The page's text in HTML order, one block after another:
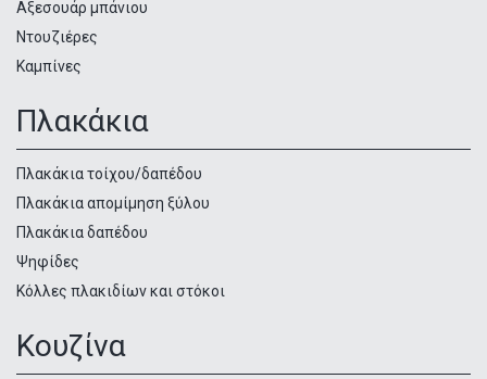
Αξεσουάρ μπάνιου
Ντουζιέρες
Καμπίνες
Πλακάκια
Πλακάκια τοίχου/δαπέδου
Πλακάκια απομίμηση ξύλου
Πλακάκια δαπέδου
Ψηφίδες
Κόλλες πλακιδίων και στόκοι
Κουζίνα